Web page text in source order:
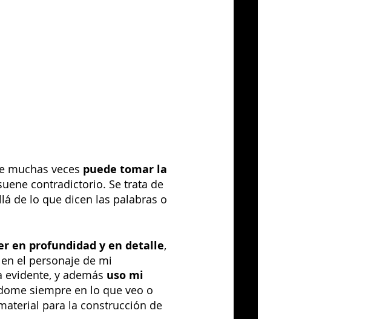
muchas veces puede tomar la
contradictorio. Se trata de
de lo que dicen las palabras o
en profundidad y en detalle,
el personaje de mi
y además uso mi
siempre en lo que veo o
para la construcción de